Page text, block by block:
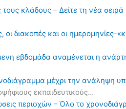
τους κλάδους – Δείτε τη νέα
διακοπές και οι ημερομηνίες-
εβδομάδα αναμένεται η
μέχρι την ανάληψη
εκπαιδευτικούς…
περιοχών – Όλο το